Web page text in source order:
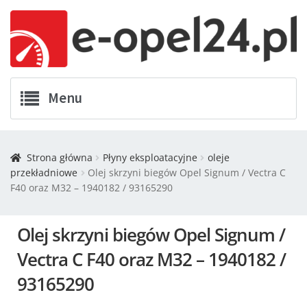
Menu
Zamówienia
Koszyk
Promocje
Strona główna Płyny eksploatacyjne
oleje
przekładniowe
Olej skrzyni biegów Opel Signum / Vectra C
F40 oraz M32 – 1940182 / 93165290
Olej skrzyni biegów Opel Signum /
Vectra C F40 oraz M32 – 1940182 /
93165290